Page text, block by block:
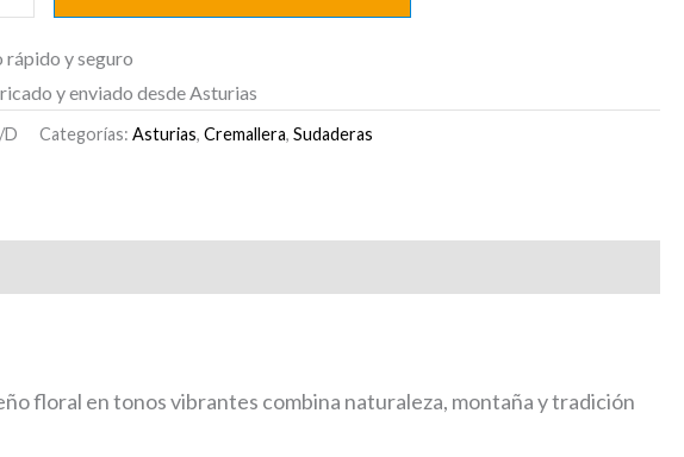
rápido y seguro
y enviado desde Asturias
D Categorías:Asturias,Cremallera,Sudaderas
floral en tonos vibrantes combina naturaleza, montaña y tradición